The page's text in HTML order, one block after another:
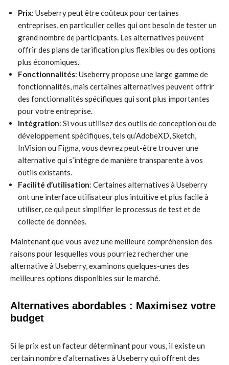
Prix: Useberry peut être coûteux pour certaines
entreprises, en particulier celles qui ont besoin de tester un
grand nombre de participants. Les alternatives peuvent
offrir des plans de tarification plus flexibles ou des options
plus économiques.
Fonctionnalités: Useberry propose une large gamme de
fonctionnalités, mais certaines alternatives peuvent offrir
des fonctionnalités spécifiques qui sont plus importantes
pour votre entreprise.
Intégration: Si vous utilisez des outils de conception ou de
développement spécifiques, tels qu’AdobeXD, Sketch,
InVision ou Figma, vous devrez peut-être trouver une
alternative qui s’intègre de manière transparente à vos
outils existants.
Facilité d’utilisation: Certaines alternatives à Useberry
ont une interface utilisateur plus intuitive et plus facile à
utiliser, ce qui peut simplifier le processus de test et de
collecte de données.
Maintenant que vous avez une meilleure compréhension des
raisons pour lesquelles vous pourriez rechercher une
alternative à Useberry, examinons quelques-unes des
meilleures options disponibles sur le marché.
Alternatives abordables : Maximisez votre
budget
Si le prix est un facteur déterminant pour vous, il existe un
certain nombre d’alternatives à Useberry qui offrent des